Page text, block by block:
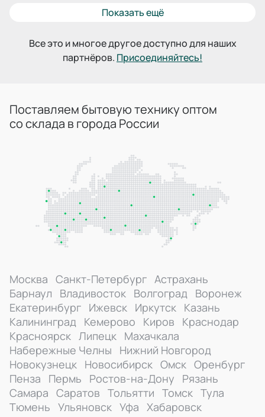
Показать ещё
Все это и многое другое доступно для наших
партнёров. Присоединяйтесь!
Поставляем бытовую технику оптом
со склада в города России
Москва Санкт-Петербург Астрахань
Барнаул
Владивосток Волгоград Воронеж
Екатеринбург Ижевск Иркутск Казань
Калининград Кемерово Киров
Краснодар
Красноярск Липецк Махачкала
Набережные Челны
Нижний Новгород
Новокузнецк Новосибирск Омск Оренбург
Пенза
Пермь Ростов-на-Дону
Рязань
Самара Саратов Тольятти Томск Тула
Тюмень Ульяновск Уфа Хабаровск